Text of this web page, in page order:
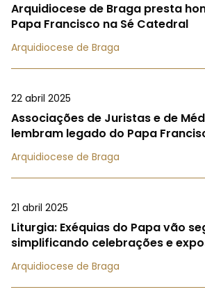
Arquidiocese de Braga presta
Papa Francisco na Sé Catedral
Arquidiocese de Braga
22 abril 2025
Associações de Juristas e de
lembram legado do Papa
Arquidiocese de Braga
21 abril 2025
Liturgia: Exéquias do Papa vão
simplificando celebrações e
Arquidiocese de Braga